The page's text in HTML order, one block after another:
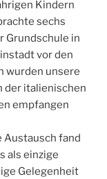
Kindern
sechs
Grundschule in
vor den
wurden unsere
der italienischen
empfangen
Austausch fand
als einzige
Gelegenheit